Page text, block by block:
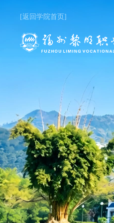
[返回学院首页]